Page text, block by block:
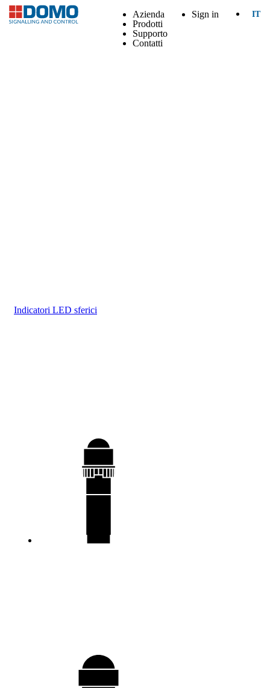
Azienda
Prodotti
Supporto
Contatti
Sign in IT
Indicatori LED sferici